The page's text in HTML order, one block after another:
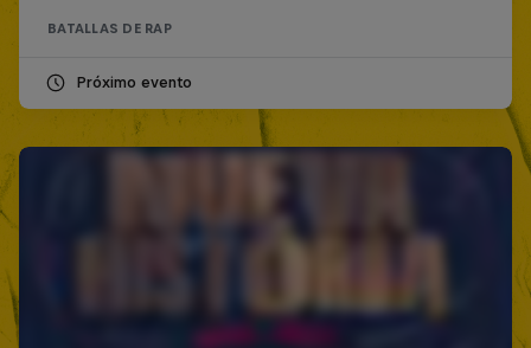
BATALLAS DE RAP
Próximo evento